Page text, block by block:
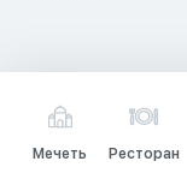
Мечеть Ресторан